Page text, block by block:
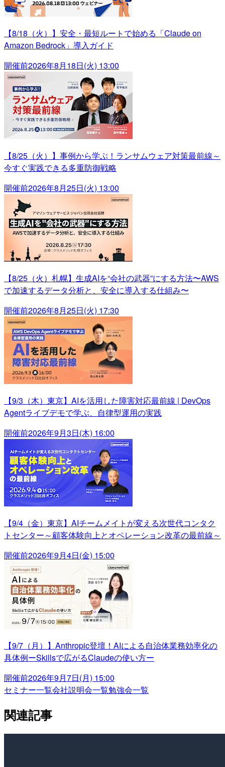
【8/18（火）】安全・最短ルートで始める「Claude on
Amazon Bedrock」導入ガイド
開催前2026年8月18日(火) 13:00
【8/25（火）】事例から学ぶ！ランサムウェア対策最前線～
今すぐ実践できる多重防御戦略
開催前2026年8月25日(火) 13:00
【8/25（火）札幌】生成AIを“会社の武器”にする方法〜AWS
で加速するデータ分析と、安全に導入する仕組み〜
開催前2026年8月25日(火) 17:30
【9/3（木）東京】AIを活用した障害対応最前線 | DevOps
Agentライブデモで学ぶ、自律型運用の実践
開催前2026年9月3日(木) 16:00
【9/4（金）東京】AIチームメイトが変える次世代コンタク
トセンター～顧客体験向上とオペレーション改革の最前線～
開催前2026年9月4日(金) 15:00
【9/7（月）】Anthropic登壇！AIによる自治体業務効率化の
具体例ーSkillsで広がるClaudeの使い方ー
開催前2026年9月7日(月) 15:00
セミナー一覧会社説明会一覧勉強会一覧
関連記事